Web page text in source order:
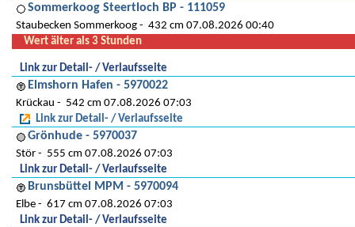
Sommerkoog Steertloch BP - 111059
Staubecken Sommerkoog
432 cm 07.08.2026 00:40
Wert älter als 3 Stunden
Link zur Detail- / Verlaufsseite
Elmshorn Hafen - 5970022
Krückau
542 cm 07.08.2026 07:03
Link zur Detail- / Verlaufsseite
Grönhude - 5970037
Stör
555 cm 07.08.2026 07:03
Link zur Detail- / Verlaufsseite
Brunsbüttel MPM - 5970094
Elbe
617 cm 07.08.2026 07:03
Link zur Detail- / Verlaufsseite